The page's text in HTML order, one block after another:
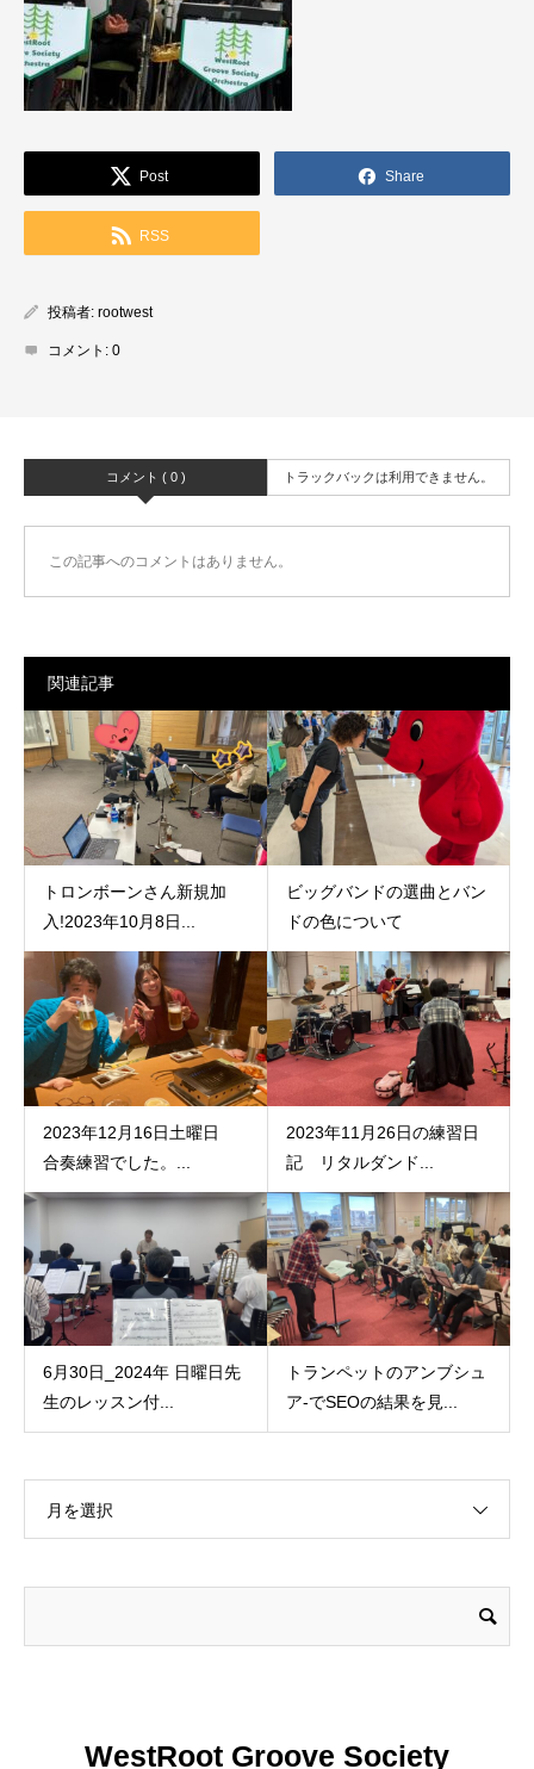
Post Share
RSS
投稿者: rootwest
コメント: 0
コメント ( 0 ) トラックバックは利用できません。
この記事へのコメントはありません。
関連記事
トロンボーンさん新規加
入!2023年10月8日...
ビッグバンドの選曲とバン
ドの色について
2023年12月16日土曜日
合奏練習でした。...
2023年11月26日の練習日
記 リタルダンド...
6月30日_2024年 日曜日先
生のレッスン付...
トランペットのアンブシュ
ア‐でSEOの結果を見...
月を選択
WestRoot Groove Society